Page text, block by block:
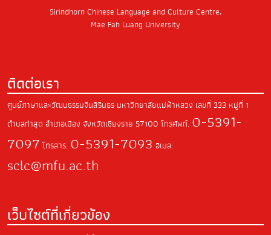
Sirindhorn Chinese Language and Culture Centre,
Mae Fah Luang University
ติดต่อเรา
ศูนย์ภาษาและวัฒนธรรมจีนสิรินธร มหาวิทยาลัยแม่ฟ้าหลวง เลขที่ 333 หมู่ที่ 1
ตำบลท่าสุด อำเภอเมือง จังหวัดเชียงราย 57100 โทรศัพท์. 0-5391-
7097 โทรสาร. 0-5391-7093 อีเมล:
sclc@mfu.ac.th
เว็บไซต์ที่เกี่ยวข้อง